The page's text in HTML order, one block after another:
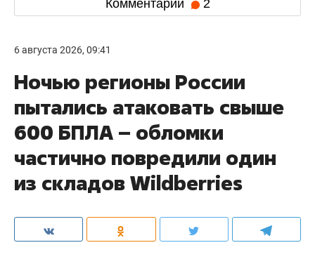
Комментарии 2
6 августа 2026, 09:41
Ночью регионы России
пытались атаковать свыше
600 БПЛА – обломки
частично повредили один
из складов Wildberries